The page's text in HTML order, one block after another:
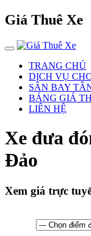
Giá Thuê Xe
TRANG CHỦ
DỊCH VỤ
SÂN BAY
BẢNG GIÁ
LIÊN HỆ
Xe đưa
Đảo
Xem giá trực